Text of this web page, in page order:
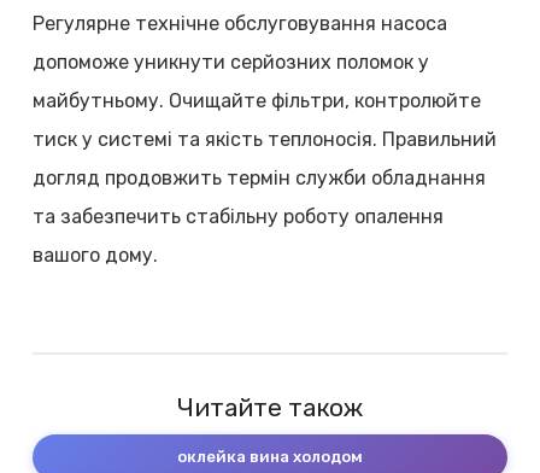
Регулярне технічне обслуговування насоса
допоможе уникнути серйозних поломок у
майбутньому. Очищайте фільтри, контролюйте
тиск у системі та якість теплоносія. Правильний
догляд продовжить термін служби обладнання
та забезпечить стабільну роботу опалення
вашого дому.
Читайте також
оклейка вина холодом